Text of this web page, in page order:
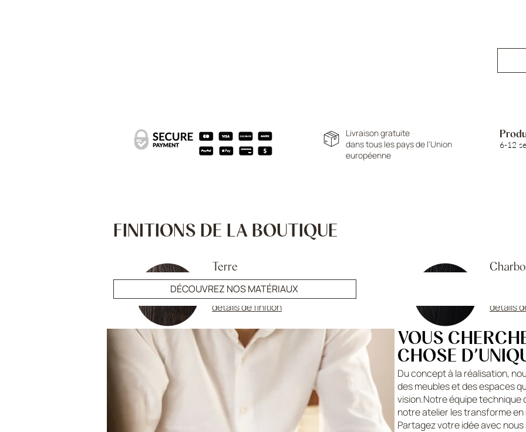
Livraison gratuite
dans tous les pays de l'Union
européenne
6-12
FINITIONS DE LA BOUTIQUE
Terre
FINITION :mat, bords avec effet vintage
détails de finition
détails
DÉCOUVREZ NOS MATÉRIAUX
VOUS
CHOSE
Du concept à la réalisation,
des meubles et des espaces
vision.Notre équipe technique
notre atelier les transforme
Partagez votre idée avec